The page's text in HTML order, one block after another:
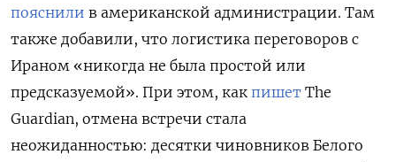
пояснили в американской администрации. Там
также добавили, что логистика переговоров с
Ираном «никогда не была простой или
предсказуемой». При этом, как пишет The
Guardian, отмена встречи стала
неожиданностью: десятки чиновников Белого